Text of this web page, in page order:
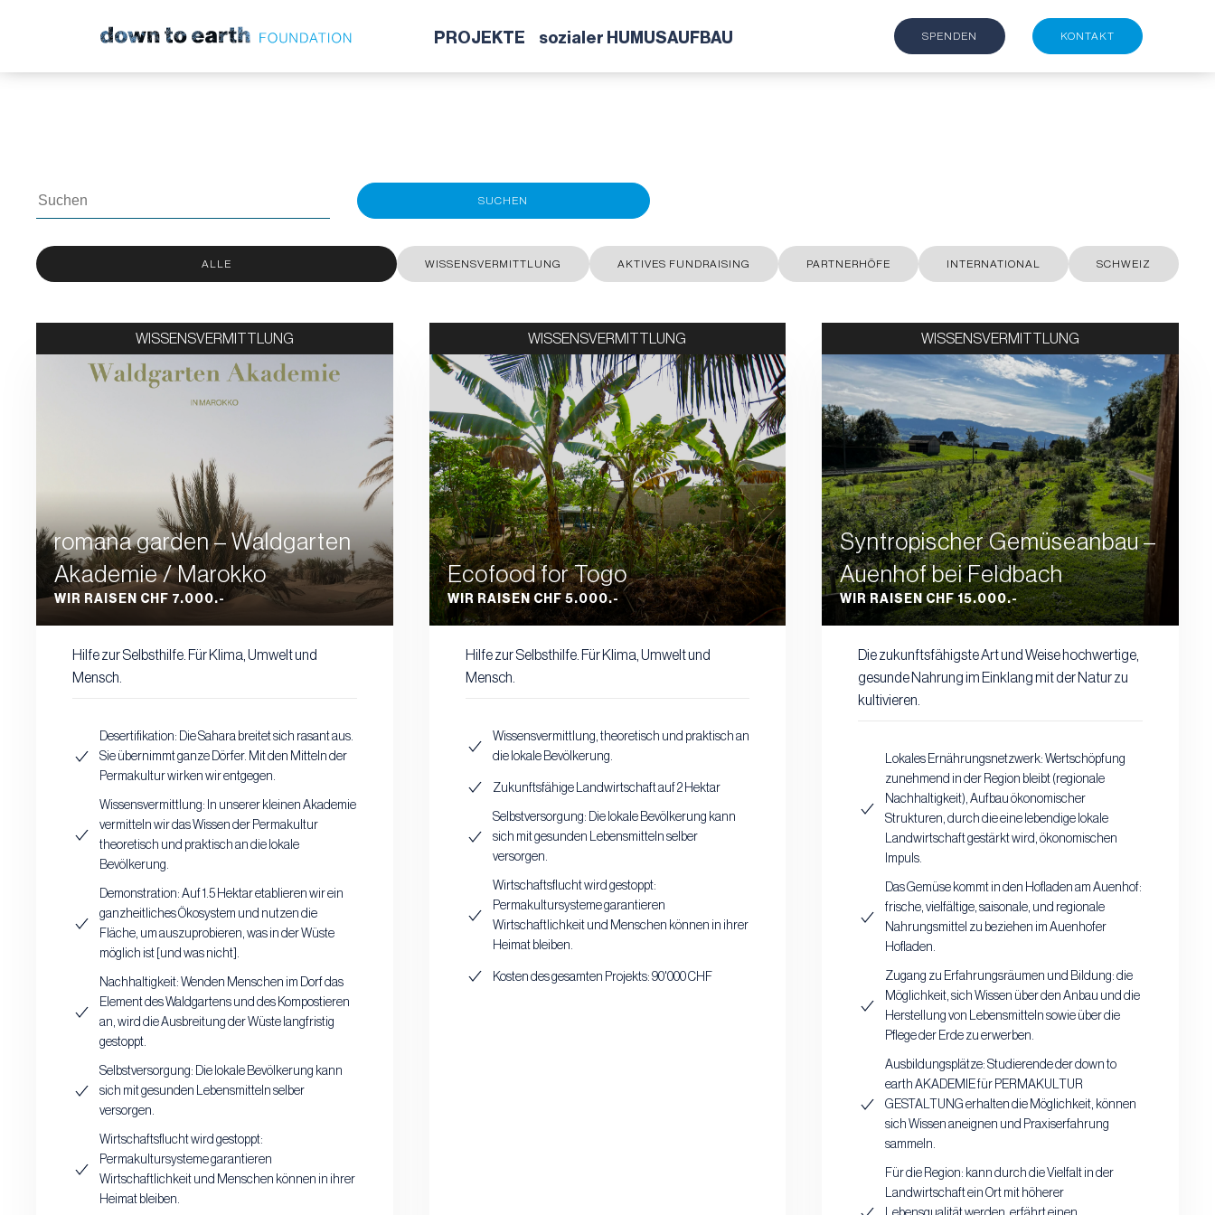
PROJEKTE sozialer HUMUSAUFBAU SPENDEN KONTAKT
Zum Hauptinhalt springen
SUCHEN
ALLE WISSENSVERMITTLUNG AKTIVES FUNDRAISING PARTNERHÖFE INTERNATIONAL SCHWEIZ
WISSENSVERMITTLUNG
romana garden – Waldgarten
Akademie / Marokko
WIR RAISEN CHF 7.000.-
Hilfe zur Selbsthilfe. Für Klima, Umwelt und
Mensch.
Desertifikation: Die Sahara breitet sich rasant aus.
Sie übernimmt ganze Dörfer. Mit den Mitteln der
Permakultur wirken wir entgegen.
Wissensvermittlung: In unserer kleinen Akademie
vermitteln wir das Wissen der Permakultur
theoretisch und praktisch an die lokale
Bevölkerung.
Demonstration: Auf 1.5 Hektar etablieren wir ein
ganzheitliches Ökosystem und nutzen die
Fläche, um auszuprobieren, was in der Wüste
möglich ist [und was nicht].
Nachhaltigkeit: Wenden Menschen im Dorf das
Element des Waldgartens und des Kompostieren
an, wird die Ausbreitung der Wüste langfristig
gestoppt.
Selbstversorgung: Die lokale Bevölkerung kann
sich mit gesunden Lebensmitteln selber
versorgen.
Wirtschaftsflucht wird gestoppt:
Permakultursysteme garantieren
Wirtschaftlichkeit und Menschen können in ihrer
Heimat bleiben.
WISSENSVERMITTLUNG
Ecofood for Togo
WIR RAISEN CHF 5.000.-
Hilfe zur Selbsthilfe. Für Klima, Umwelt und
Mensch.
Wissensvermittlung, theoretisch und praktisch an
die lokale Bevölkerung.
Zukunftsfähige Landwirtschaft auf 2 Hektar
Selbstversorgung: Die lokale Bevölkerung kann
sich mit gesunden Lebensmitteln selber
versorgen.
Wirtschaftsflucht wird gestoppt:
Permakultursysteme garantieren
Wirtschaftlichkeit und Menschen können in ihrer
Heimat bleiben.
Kosten des gesamten Projekts: 90'000 CHF
WISSENSVERMITTLUNG
Syntropischer Gemüseanbau –
Auenhof bei Feldbach
WIR RAISEN CHF 15.000.-
Die zukunftsfähigste Art und Weise hochwertige,
gesunde Nahrung im Einklang mit der Natur zu
kultivieren.
Lokales Ernährungsnetzwerk: Wertschöpfung
zunehmend in der Region bleibt (regionale
Nachhaltigkeit), Aufbau ökonomischer
Strukturen, durch die eine lebendige lokale
Landwirtschaft gestärkt wird, ökonomischen
Impuls.
Das Gemüse kommt in den Hofladen am Auenhof:
frische, vielfältige, saisonale, und regionale
Nahrungsmittel zu beziehen im Auenhofer
Hofladen.
Zugang zu Erfahrungsräumen und Bildung: die
Möglichkeit, sich Wissen über den Anbau und die
Herstellung von Lebensmitteln sowie über die
Pflege der Erde zu erwerben.
Ausbildungsplätze: Studierende der down to
earth AKADEMIE für PERMAKULTUR
GESTALTUNG erhalten die Möglichkeit, können
sich Wissen aneignen und Praxiserfahrung
sammeln.
Für die Region: kann durch die Vielfalt in der
Landwirtschaft ein Ort mit höherer